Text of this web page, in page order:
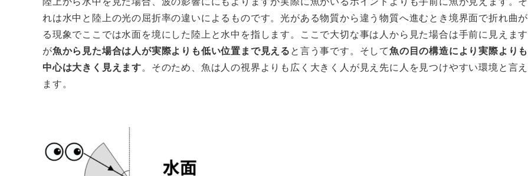
れは水中と陸上の光の屈折率の違いによるものです。光がある物質から違う物質へ進むとき境界面で折れ曲が
る現象でここでは水面を境にした陸上と水中を指します。ここで大切な事は人から見た場合は手前に見えます
が魚から見た場合は人が実際よりも低い位置まで見えると言う事です。そして魚の目の構造により実際よりも
中心は大きく見えます。そのため、魚は人の視界よりも広く大きく人が見え先に人を見つけやすい環境と言え
ます。